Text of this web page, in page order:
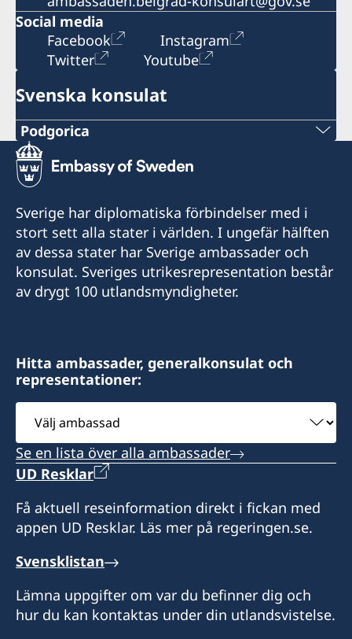
Social media
Facebook
Instagram
Twitter
Youtube
Svenska konsulat
Podgorica
Telefonnummer
+382 20 22 97 30
Epost adress
info@lawoffice-vujacic.com
Faxnummer
Law Office Vujačić
Bulevar Ivana Crnojevica 56/2
I-st floor Lamela A
81000 Podgorica
Montenegro
Måndag-fredag kl. 09.00-13.00
Svenska medborgare i behov av hjälp kan
kontakta ambassaden
i Belgrad för vidare information på telefon +381
Sverige har diplomatiska förbindelser med i
stort sett alla stater i världen. I ungefär hälften
av dessa stater har Sverige ambassader och
konsulat. Sveriges utrikesrepresentation består
av drygt 100 utlandsmyndigheter.
Hitta ambassader, generalkonsulat och
representationer:
Välj
ambassad
Se en lista över alla ambassader
UD Resklar
Få aktuell reseinformation direkt i fickan med
appen UD Resklar. Läs mer på regeringen.se.
Svensklistan
Lämna uppgifter om var du befinner dig och
hur du kan kontaktas under din utlandsvistelse.